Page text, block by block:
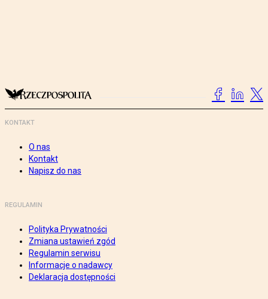
KONTAKT
O nas
Kontakt
Napisz do nas
REGULAMIN
Polityka Prywatności
Zmiana ustawień zgód
Regulamin serwisu
Informacje o nadawcy
Deklaracja dostępności